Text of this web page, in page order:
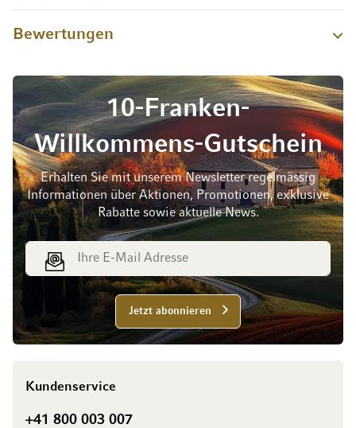
Bewertungen
10-Franken-
Willkommens-Gutschein
Erhalten Sie mit unserem Newsletter regelmässig
Informationen über Aktionen, Promotionen, exklusive
Rabatte sowie aktuelle News.
E-Mail Adresse
Jetzt abonnieren
Kundenservice
+41 800 003 007